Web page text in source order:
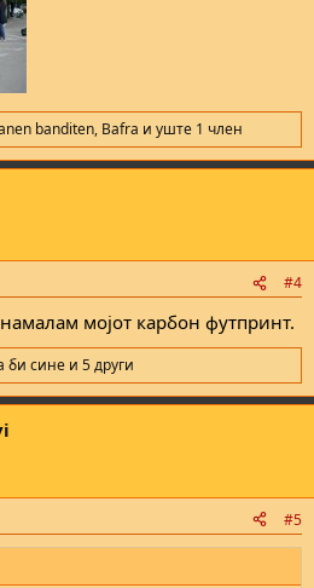
banditen, Bafra и уште 1 член
#4
мојот карбон футпринт.
би сине и 5 други
#5